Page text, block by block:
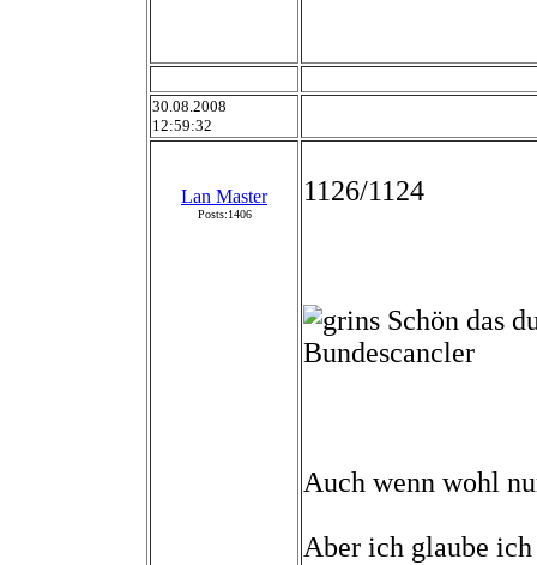
30.08.2008
12:59:32
Lan Master
Posts:1406
1126/1124
Schön das
Bundescancler
Auch wenn wohl
Aber ich glaube